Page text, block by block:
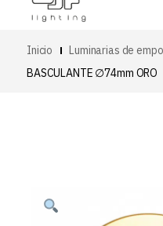
Inicio Luminarias de
BASCULANTE ∅74mm ORO